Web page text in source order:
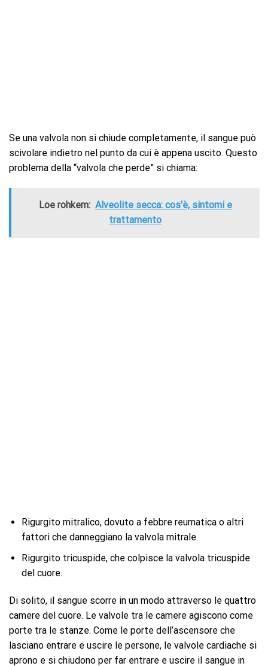
Se una valvola non si chiude completamente, il sangue può
scivolare indietro nel punto da cui è appena uscito. Questo
problema della “valvola che perde” si chiama:
Loe rohkem: Alveolite secca: cos'è, sintomi e
trattamento
Rigurgito mitralico, dovuto a febbre reumatica o altri
fattori che danneggiano la valvola mitrale.
Rigurgito tricuspide, che colpisce la valvola tricuspide
del cuore.
Di solito, il sangue scorre in un modo attraverso le quattro
camere del cuore. Le valvole tra le camere agiscono come
porte tra le stanze. Come le porte dell’ascensore che
lasciano entrare e uscire le persone, le valvole cardiache si
aprono e si chiudono per far entrare e uscire il sangue in